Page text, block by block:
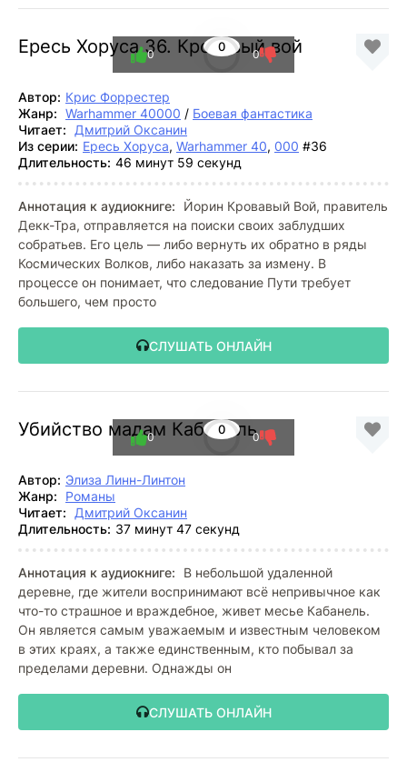
Ересь Хоруса 36. Кровавый вой
0
0 0
Автор: Крис Форрестер
Жанр: Warhammer 40000 / Боевая фантастика
Читает:
Дмитрий Оксанин
Из серии: Ересь Хоруса, Warhammer 40, 000 #36
Длительность: 46 минут 59 секунд
Аннотация к аудиокниге:
Йорин Кровавый Вой, правитель
Декк-Тра, отправляется на поиски своих заблудших
собратьев. Его цель — либо вернуть их обратно в ряды
Космических Волков, либо наказать за измену. В
процессе он понимает, что следование Пути требует
большего, чем просто
СЛУШАТЬ ОНЛАЙН
Убийство мадам Кабанель
0
0 0
Автор: Элиза Линн-Линтон
Жанр:
Романы
Читает:
Дмитрий Оксанин
Длительность: 37 минут 47 секунд
Аннотация к аудиокниге:
В небольшой удаленной
деревне, где жители воспринимают всё непривычное как
что-то страшное и враждебное, живет месье Кабанель.
Он является самым уважаемым и известным человеком
в этих краях, а также единственным, кто побывал за
пределами деревни. Однажды он
СЛУШАТЬ ОНЛАЙН